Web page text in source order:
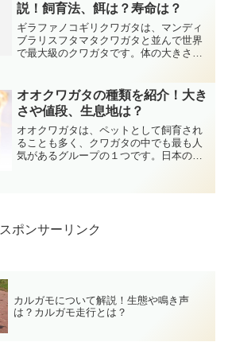
説！飼育法、餌は？寿命は？
ギラファノコギリクワガタは、マンディ
ブラリスフタマタクワガタと並んで世界
で最大級のクワガタです。体の大きさと
さ200のカードとして人気を集めていまし
た。今回は、そういっ...
オオクワガタの種類を紹介！大き
さや値段、生息地は？
オオクワガタは、ペットとして飼育され
ることも多く、クワガタの中でも最も人
気があるグループの１つです。日本のオ
そういったオオクワガタの中で代表的な
スポンサーリンク
カルガモについて解説！生態や鳴き声
は？カルガモ走行とは？